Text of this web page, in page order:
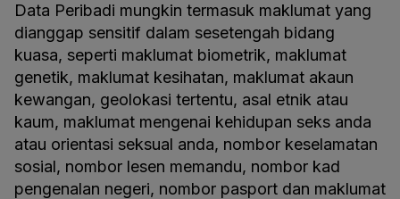
Data Peribadi mungkin termasuk maklumat yang
dianggap sensitif dalam sesetengah bidang
kuasa, seperti maklumat biometrik, maklumat
genetik, maklumat kesihatan, maklumat akaun
kewangan, geolokasi tertentu, asal etnik atau
kaum, maklumat mengenai kehidupan seks anda
atau orientasi seksual anda, nombor keselamatan
sosial, nombor lesen memandu, nombor kad
pengenalan negeri, nombor pasport dan maklumat